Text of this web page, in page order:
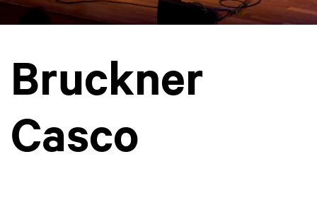
Bruckner
Casco